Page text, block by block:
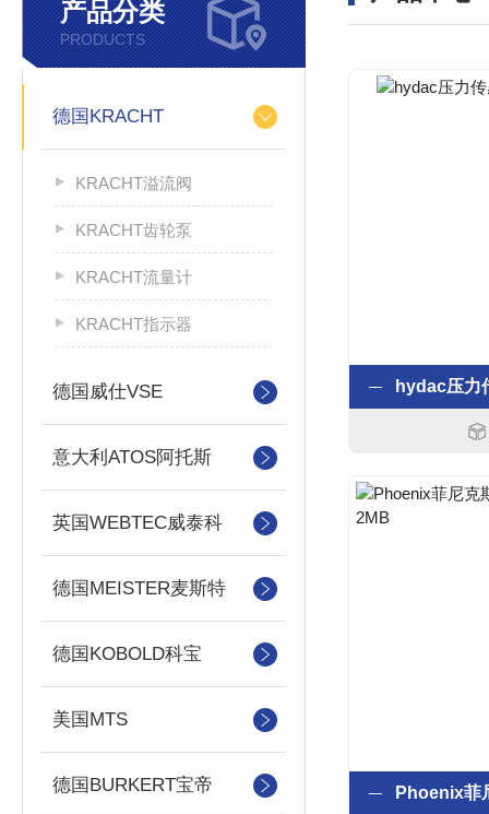
产品分类
PRODUCTS
德国KRACHT
KRACHT溢流阀
KRACHT齿轮泵
KRACHT流量计
KRACHT指示器
德国威仕VSE
意大利ATOS阿托斯
英国WEBTEC威泰科
德国MEISTER麦斯特
德国KOBOLD科宝
美国MTS
德国BURKERT宝帝